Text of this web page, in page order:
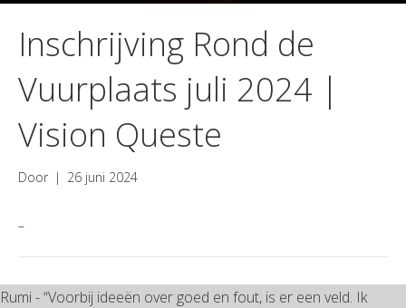
Inschrijving Rond de
Vuurplaats juli 2024 |
Vision Queste
Door | 26 juni 2024
–
Rumi - “Voorbij ideeën over goed en fout, is er een veld. Ik